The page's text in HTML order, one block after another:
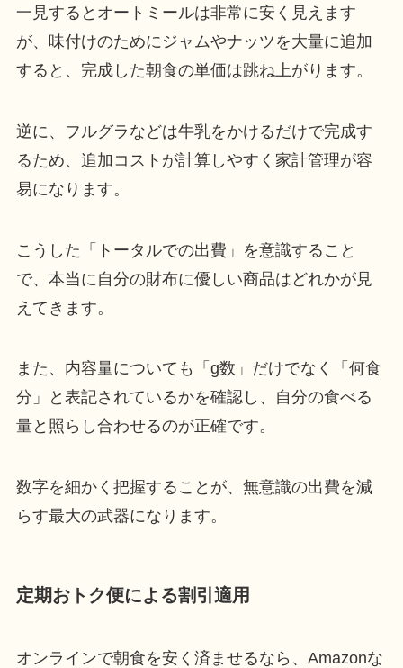
一見するとオートミールは非常に安く見えます
が、味付けのためにジャムやナッツを大量に追加
すると、完成した朝食の単価は跳ね上がります。
逆に、フルグラなどは牛乳をかけるだけで完成す
るため、追加コストが計算しやすく家計管理が容
易になります。
こうした「トータルでの出費」を意識すること
で、本当に自分の財布に優しい商品はどれかが見
えてきます。
また、内容量についても「g数」だけでなく「何食
分」と表記されているかを確認し、自分の食べる
量と照らし合わせるのが正確です。
数字を細かく把握することが、無意識の出費を減
らす最大の武器になります。
定期おトク便による割引適用
オンラインで朝食を安く済ませるなら、Amazonな